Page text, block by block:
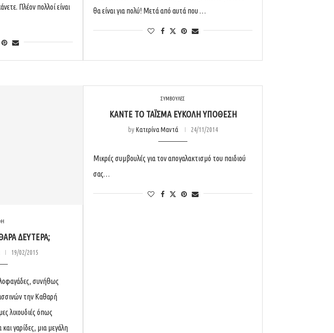
Πλέον πολλοί είναι
θα είναι για πολύ! Μετά από αυτά που …
ΔΕΥΤΈΡΑ;
19/02/2015
συνήθως
την Καθαρή
λιχουδιές όπως
γαρίδες, μια μεγάλη
ΣΥΜΒΟΥΛΕΣ
ΚΆΝΤΕ ΤΟ ΤΆΙΣΜΑ ΕΎΚΟΛΗ ΥΠΌΘΕΣΗ
byΚατερίνα Μαντά 24/11/2014
Μικρές συμβουλές για τον απογαλακτισμό του παιδιού
σας…